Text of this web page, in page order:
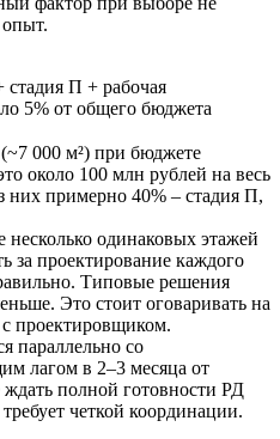
П + рабочая
5% от общего бюджета
000 м²) при бюджете
около 100 млн рублей на весь
них примерно 40% – стадия П,
одинаковых этажей
за проектирование каждого
Типовые решения
Это стоит оговаривать на
с проектировщиком.
параллельно со
лагом в 2–3 месяца от
полной готовности РД
четкой координации.